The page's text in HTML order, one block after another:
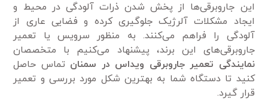
این جاروبرقی‌ها از پخش شدن ذرات آلودگی در محیط و
ایجاد مشکلات آلرژیک جلوگیری کرده و فضایی عاری از
آلودگی را فراهم می‌کنند. به منظور سرویس یا تعمیر
جاروبرقی‌های این برند، پیشنهاد می‌کنیم با متخصصان
نمایندگی تعمیر جاروبرقی ویداس در سمنان تماس حاصل
کنید تا دستگاه شما به بهترین شکل مورد بررسی و تعمیر
قرار گیرد.